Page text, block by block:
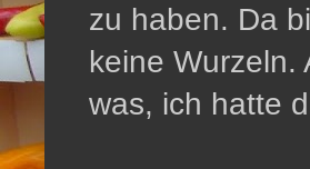
zu haben. Da
keine Wurzeln.
was, ich hatte